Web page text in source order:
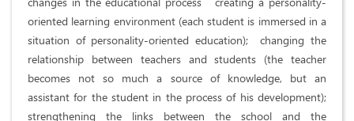
oriented learning environment (each student is immersed in a
situation of personality-oriented education); changing the
relationship between teachers and students (the teacher
becomes not so much a source of knowledge, but an
assistant for the student in the process of his development);
strengthening the links between the school and the